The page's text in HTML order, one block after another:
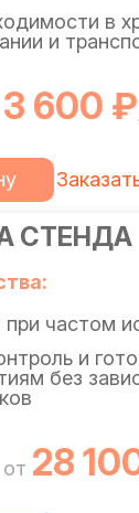
в
и
3 600 ₽
СТЕНДА
частом
и
без
от 28